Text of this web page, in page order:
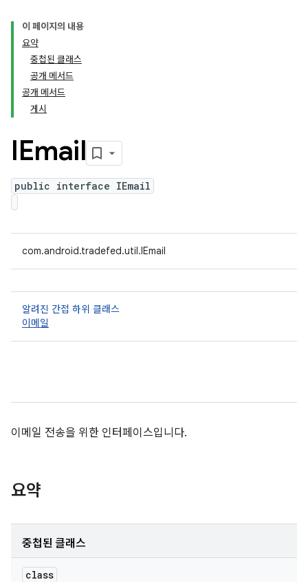
이 페이지의 내용
요약
중첩된 클래스
공개 메서드
공개 메서드
게시
IEmail
public interface IEmail
com.android.tradefed.util.IEmail
알려진 간접 하위 클래스
이메일
이메일 전송을 위한 인터페이스입니다.
요약
중첩된 클래스
class